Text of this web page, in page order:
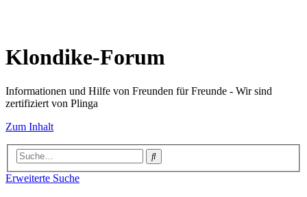
Klondike-Forum
Informationen und Hilfe von Freunden für Freunde - Wir sind
zertifiziert von Plinga
Zum Inhalt
Suche
Erweiterte Suche